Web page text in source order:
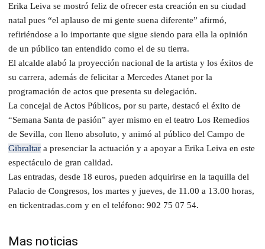
Erika Leiva se mostró feliz de ofrecer esta creación en su ciudad
natal pues “el aplauso de mi gente suena diferente” afirmó,
refiriéndose a lo importante que sigue siendo para ella la opinión
de un público tan entendido como el de su tierra.
El alcalde alabó la proyección nacional de la artista y los éxitos de
su carrera, además de felicitar a Mercedes Atanet por la
programación de actos que presenta su delegación.
La concejal de Actos Públicos, por su parte, destacó el éxito de
“Semana Santa de pasión” ayer mismo en el teatro Los Remedios
de Sevilla, con lleno absoluto, y animó al público del Campo de
Gibraltar a presenciar la actuación y a apoyar a Erika Leiva en este
espectáculo de gran calidad.
Las entradas, desde 18 euros, pueden adquirirse en la taquilla del
Palacio de Congresos, los martes y jueves, de 11.00 a 13.00 horas,
en tickentradas.com y en el teléfono: 902 75 07 54.
Mas noticias